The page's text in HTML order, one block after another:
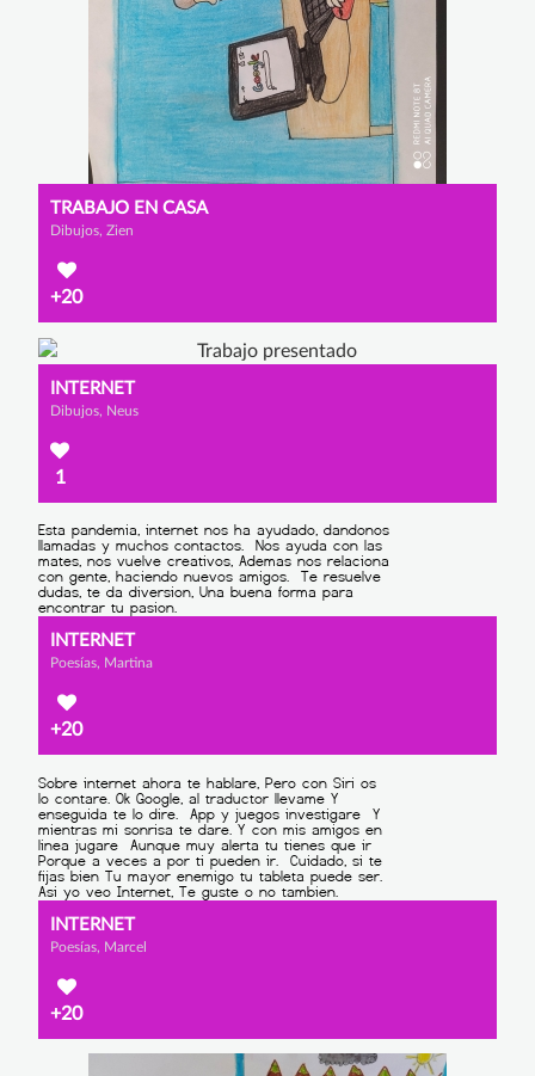
TRABAJO EN CASA
Dibujos, Zien
+20
INTERNET
Dibujos, Neus
1
INTERNET
Poesías, Martina
+20
INTERNET
Poesías, Marcel
+20